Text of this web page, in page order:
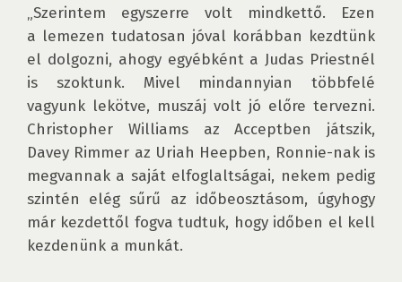
„Szerintem egyszerre volt mindkettő. Ezen
a lemezen tudatosan jóval korábban kezdtünk
el dolgozni, ahogy egyébként a Judas Priestnél
is szoktunk. Mivel mindannyian többfelé
vagyunk lekötve, muszáj volt jó előre tervezni.
Christopher Williams az Acceptben játszik,
Davey Rimmer az Uriah Heepben, Ronnie-nak is
megvannak a saját elfoglaltságai, nekem pedig
szintén elég sűrű az időbeosztásom, úgyhogy
már kezdettől fogva tudtuk, hogy időben el kell
kezdenünk a munkát.